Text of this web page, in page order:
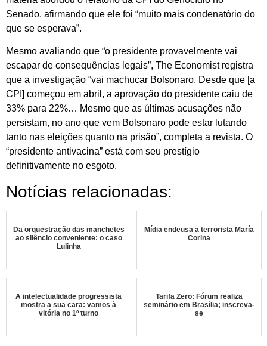
Senado, afirmando que ele foi “muito mais condenatório do
que se esperava”.
Mesmo avaliando que “o presidente provavelmente vai
escapar de consequências legais”, The Economist registra
que a investigação “vai machucar Bolsonaro. Desde que [a
CPI] começou em abril, a aprovação do presidente caiu de
33% para 22%… Mesmo que as últimas acusações não
persistam, no ano que vem Bolsonaro pode estar lutando
tanto nas eleições quanto na prisão”, completa a revista. O
“presidente antivacina” está com seu prestígio
definitivamente no esgoto.
Notícias relacionadas:
Da orquestração das manchetes
ao silêncio conveniente: o caso
Lulinha
Mídia endeusa a terrorista María
Corina
A intelectualidade progressista
mostra a sua cara: vamos à
vitória no 1º turno
Tarifa Zero: Fórum realiza
seminário em Brasília; inscreva-
se